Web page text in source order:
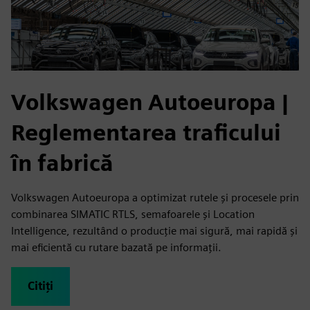
Volkswagen Autoeuropa |
Reglementarea traficului
în fabrică
Volkswagen Autoeuropa a optimizat rutele și procesele prin
combinarea SIMATIC RTLS, semafoarele și Location
Intelligence, rezultând o producție mai sigură, mai rapidă și
mai eficientă cu rutare bazată pe informații.
Citiți